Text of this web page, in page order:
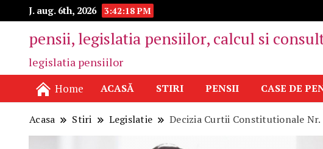
J. aug. 6th, 2026 3:42:19 PM
pensii, legislatia pensiilor, calcul si
legislatia pensiilor
Home ACASĂ STIRI PENSII CASE DE
Acasa Stiri Legislatie Decizia Curtii Constitutionale Nr.